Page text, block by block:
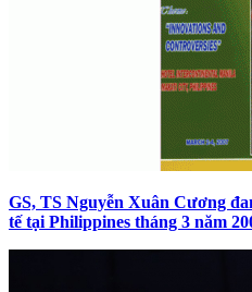
GS, TS Nguyễn Xuân Cương
tế tại Philippines tháng 3 năm